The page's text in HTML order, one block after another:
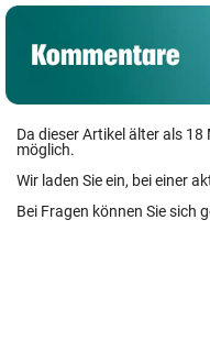
Da dieser Artikel älter als
möglich.
Wir laden Sie ein, bei einer
Bei Fragen können Sie sich